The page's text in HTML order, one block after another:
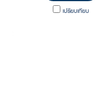
วัสดุ β Titanium ที่มีความยืดหยุ่นสู
เปรียบเทียบ